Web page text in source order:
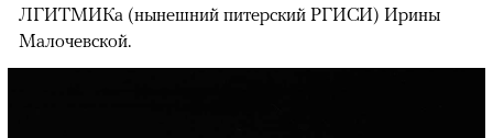
ЛГИТМИКа (нынешний питерский РГИСИ) Ирины
Малочевской.